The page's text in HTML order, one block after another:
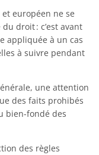
européen ne se
droit : c’est avant
appliquée à un cas
à suivre pendant
une attention
des faits prohibés
bien-fondé des
des règles